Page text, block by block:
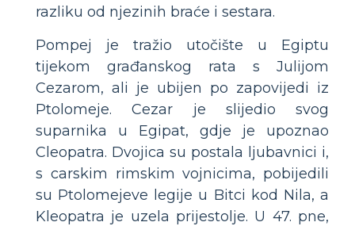
razliku od njezinih braće i sestara.
Pompej je tražio utočište u Egiptu
tijekom građanskog rata s Julijom
Cezarom, ali je ubijen po zapovijedi iz
Ptolomeje. Cezar je slijedio svog
suparnika u Egipat, gdje je upoznao
Cleopatra. Dvojica su postala ljubavnici i,
s carskim rimskim vojnicima, pobijedili
su Ptolomejeve legije u Bitci kod Nila, a
Kleopatra je uzela prijestolje. U 47. pne,